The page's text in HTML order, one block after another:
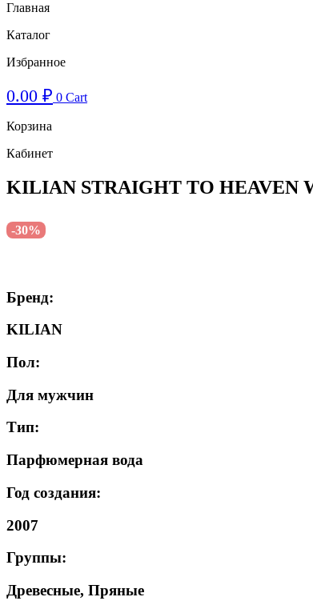
Главная
Каталог
Избранное
0.00 ₽ 0 Cart
Корзина
Кабинет
KILIAN STRAIGHT TO HEAVEN
-30%
Бренд:
KILIAN
Пол:
Для мужчин
Тип:
Парфюмерная вода
Год создания:
2007
Группы:
Древесные, Пряные